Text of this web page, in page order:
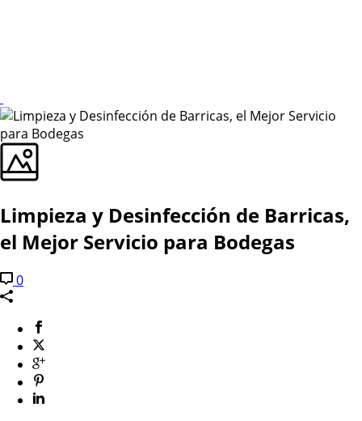
Limpieza y Desinfección de Barricas,
el Mejor Servicio para Bodegas
0